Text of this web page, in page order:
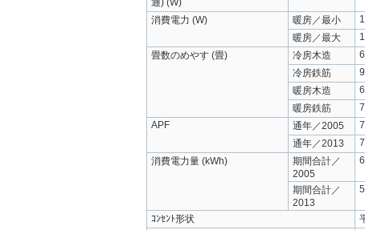
通) (W)
消費電力 (W) 暖房／最小
暖房／最大
畳数のめやす (畳)
冷房木造
6
冷房鉄筋
9
暖房木造
6
暖房鉄筋
7
APF
通年／2005
通年／2013
消費電力量 (kWh)
期間合計／
2005
期間合計／
2013
ｺﾝｾﾝﾄ形状